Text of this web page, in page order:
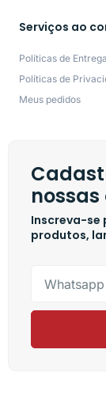
Serviços ao
Políticas de
Políticas de
Meus pedidos
Inscreva-se
produtos,